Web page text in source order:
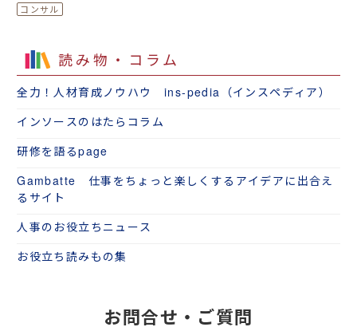
読み物・コラム
全力！人材育成ノウハウ ins-pedia（インスペディア）
インソースのはたらコラム
研修を語るpage
Gambatte 仕事をちょっと楽しくするアイデアに出合え
るサイト
人事のお役立ちニュース
お役立ち読みもの集
お問合せ・ご質問